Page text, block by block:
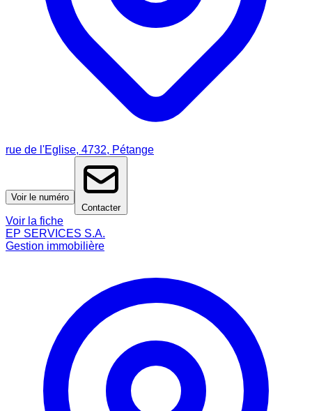
rue de l'Eglise, 4732, Pétange
Voir le numéro
Contacter
Voir la fiche
EP SERVICES S.A.
Gestion immobilière